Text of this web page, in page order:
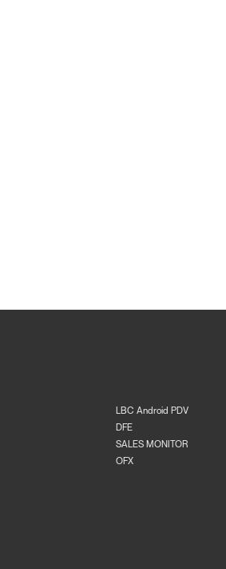
LBC Android PDV
DFE
SALES MONITOR
OFX